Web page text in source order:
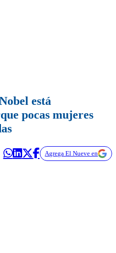
está
pocas mujeres
Agrega El Nueve en